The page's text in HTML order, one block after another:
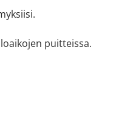
puitteissa.